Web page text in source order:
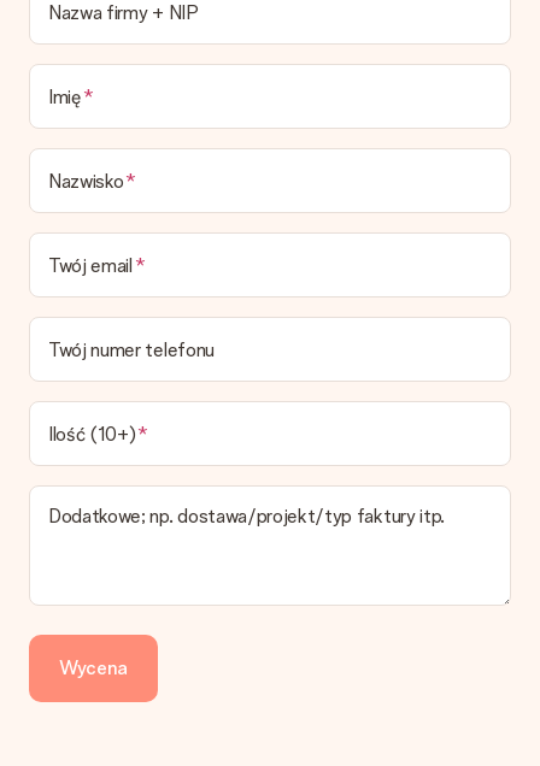
owijania prezentów. Dostarczamy nasze prezenty w fajnym
pudełku, ewentualnie możesz dokupić kopertę lub pudełko
prezentowe.
Czas dostawy, opcje dostawy oraz koszty
dostawy
stronie produktu pokazujemy najbardziej prawdopodobną
datę doręczenia w momencie składania zamówienia.
Jaki jest czas dostawy i kiedy otrzymam mój prezent?
Przewidywany czas dostawy można znaleźć na stronie
produktu.
Jakie opcje dostawy mogę wybrać?
W koszyku zamówień mamy kilka opcji dostawy. Termin
pokazany na stronie produktu odnosi się do najtańszej i
najwolniejszej formy wysyłki.
Zapłata
Dotpay, karta kredytowa, lub przelew bankowy. W przypadku
dni przedłużenia dostawy - kwota musi zostać zaksięgowana,
aby zamówienie trafiło do produkcji. Robiąc przelew, należy
wybrać Przelew Krajowy Europejski.
Nazwa firmy + NIP
Imię
Nazwisko
Twój email
Twój numer telefonu
Ilość (10+)
Dodatkowe; np. dostawa/projekt/typ faktury itp.
Wycena